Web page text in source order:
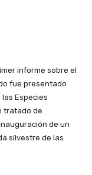
informe sobre el
fue presentado
Especies
tratado de
de un
silvestre de las